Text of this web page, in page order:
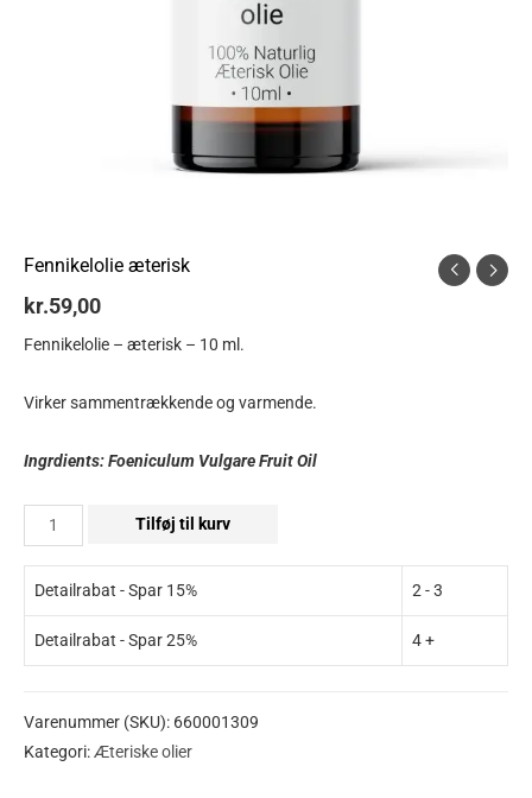
Fennikelolie æterisk
kr.59,00
Fennikelolie – æterisk – 10 ml.
Virker sammentrækkende og varmende.
Ingrdients: Foeniculum Vulgare Fruit Oil
Tilføj til kurv
Detailrabat - Spar 15% 2 - 3
Detailrabat - Spar 25% 4 +
Varenummer (SKU): 660001309
Kategori:Æteriske olier